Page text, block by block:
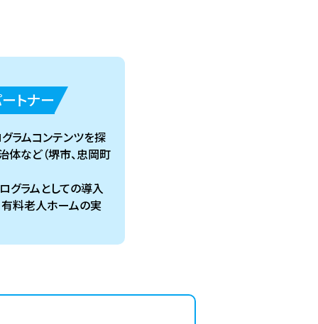
トナー
ラムコンテンツを探
体など（堺市、忠岡町
グラムとしての導入
有料老人ホームの実